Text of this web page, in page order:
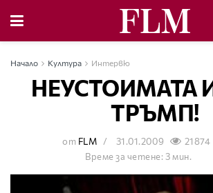
Начало Култура Интервю
НЕУСТОИМАТА
ТРЪМП!
от FLM 31.01.2009
21874
Време за четене: 3 мин.